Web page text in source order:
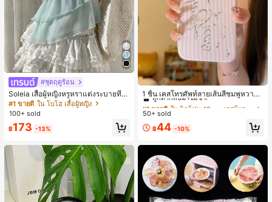
#ชุดฤดูร้อน
Soleia เสื้อผู้หญิงหรูหราแต่งระบายที่ไ
หล่สำหรับวันหยุดฤดูร้อน
#1 ขายดี ใน โบโฮ เสื้อผู้หญิง
100+ sold
฿173 -13%
1 ชิ้น เคสโทรศัพท์ลายเส้นสีชมพูหวาน
พิมพ์ตัวอักษรเลื่อม กันกระแทก กลิตเตอ
ร์ สำหรับ IPhone 17 Pro Max, 17 Pro,
16 Pro Max, 16 Pro, 15 Pro, 18 Pro, 1
8 Pro Max ตกแต่งหัวใจสไตล์สวยงาม
#1 ขายดี
ใน ไอโฟน 13pro เคสโทรศัพท์แฟชั่น
ลูกค้ากลับมาซื้อซ้ำ!
#1 ขายดี
ลูกค้ากลับมาซื้อซ้ำ!
#1 ขายดี
ลูกค้ากลับมาซื้อซ้ำ!
#1 ขายดี
ใน ไอโฟน 13pro เคสโทรศัพท์แฟชั่น
50+ sold
฿44 -10%